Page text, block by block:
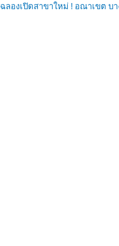
ฉลองเปิดสาขาใหม่ ! อณาเขต บา